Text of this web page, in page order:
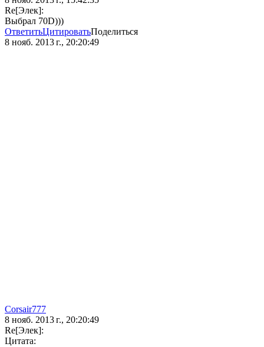
Re[Элек]:
Выбрал 70D)))
ОтветитьЦитироватьПоделиться
8 нояб. 2013 г., 20:20:49
Corsair777
8 нояб. 2013 г., 20:20:49
Re[Элек]:
Цитата: